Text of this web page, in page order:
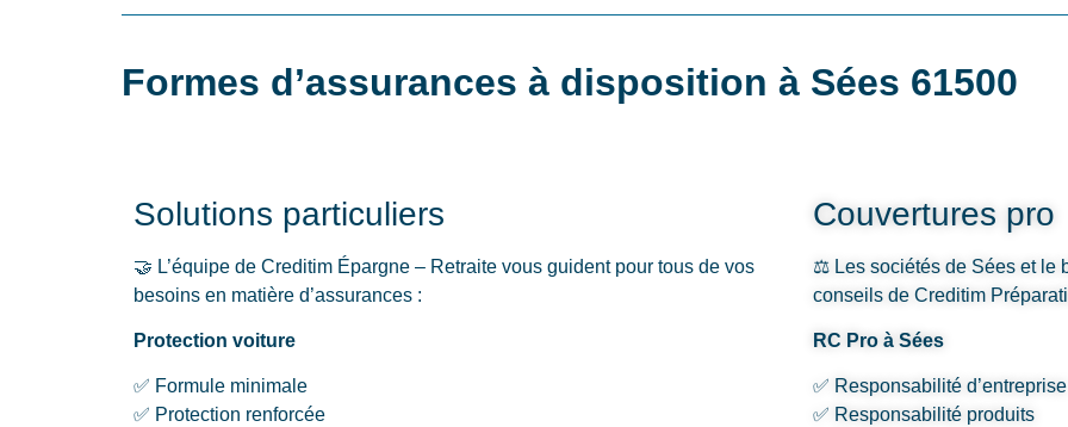
Formes d’assurances à disposition à Sées 61500
Solutions particuliers
🤝 L’équipe de Creditim Épargne – Retraite vous guident pour tous de vos
besoins en matière d’assurances :
Protection voiture
✅ Formule minimale
✅ Protection renforcée
Couvertures pro
⚖️ Les sociétés de Sées et le
conseils de Creditim
RC Pro à Sées
✅ Responsabilité d’entreprise
✅ Responsabilité produits